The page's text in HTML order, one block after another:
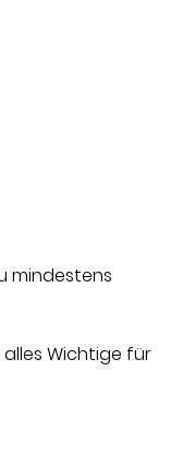
mindestens
Wichtige für